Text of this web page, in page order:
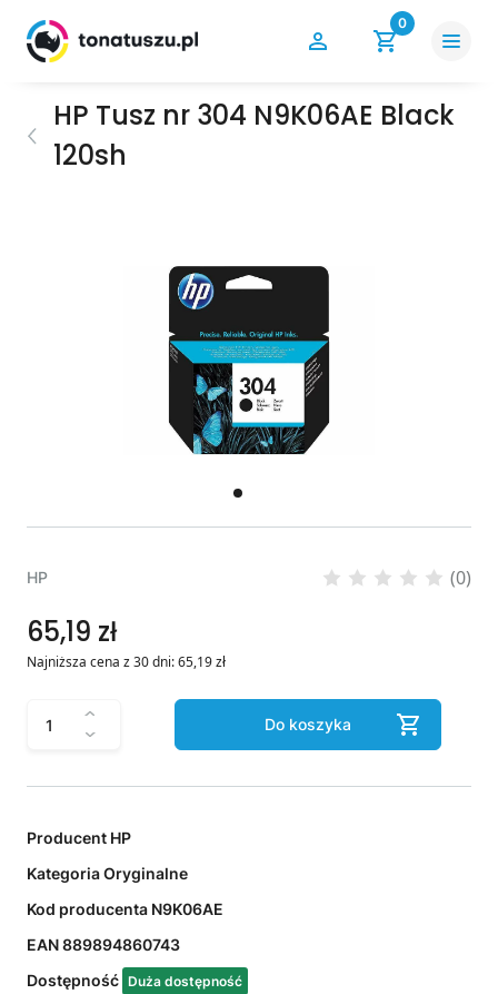
0
HP Tusz nr 304 N9K06AE Black
120sh
HP (0)
65,19 zł
Najniższa cena z 30 dni:65,19zł
Producent HP
KategoriaOryginalne
Kod producenta N9K06AE
EAN889894860743
Dostępność Duża dostępność
Do koszyka